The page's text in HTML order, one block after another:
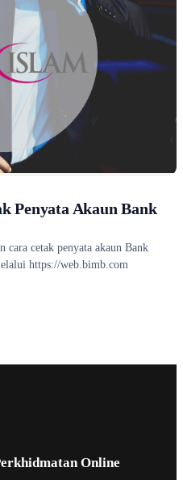
Penyata Akaun Bank
cetak penyata akaun Bank
https://web.bimb.com
Online